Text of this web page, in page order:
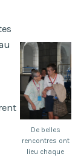
De belles
rencontres ont
lieu chaque